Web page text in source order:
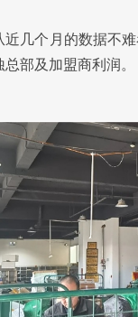
近几个月的数据不
部及加盟商利润。